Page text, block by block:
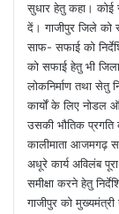
सुधार हेतु कहा। कोई
दें। गाजीपुर जिले को
साफ- सफाई को
को सफाई हेतु भी
लोकनिर्माण तथा सेतु
कार्यों के लिए नोडल
उसकी भौतिक प्रगति
कालीमाता आजमगढ़
अधूरे कार्य अविलंब
समीक्षा करने हेतु
गाजीपुर को